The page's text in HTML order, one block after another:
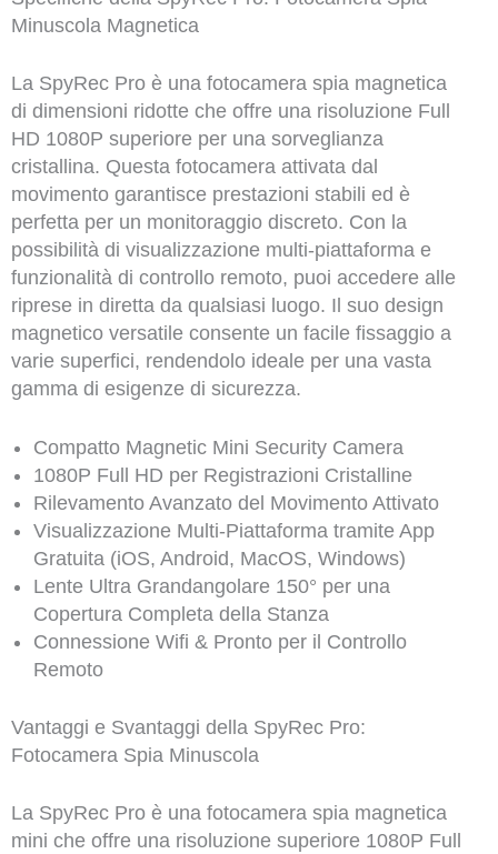
Minuscola Magnetica
La SpyRec Pro è una fotocamera spia magnetica
di dimensioni ridotte che offre una risoluzione Full
HD 1080P superiore per una sorveglianza
cristallina. Questa fotocamera attivata dal
movimento garantisce prestazioni stabili ed è
perfetta per un monitoraggio discreto. Con la
possibilità di visualizzazione multi-piattaforma e
funzionalità di controllo remoto, puoi accedere alle
riprese in diretta da qualsiasi luogo. Il suo design
magnetico versatile consente un facile fissaggio a
varie superfici, rendendolo ideale per una vasta
gamma di esigenze di sicurezza.
Compatto Magnetic Mini Security Camera
1080P Full HD per Registrazioni Cristalline
Rilevamento Avanzato del Movimento Attivato
Visualizzazione Multi-Piattaforma tramite App
Gratuita (iOS, Android, MacOS, Windows)
Lente Ultra Grandangolare 150° per una
Copertura Completa della Stanza
Connessione Wifi & Pronto per il Controllo
Remoto
Vantaggi e Svantaggi della SpyRec Pro:
Fotocamera Spia Minuscola
La SpyRec Pro è una fotocamera spia magnetica
mini che offre una risoluzione superiore 1080P Full